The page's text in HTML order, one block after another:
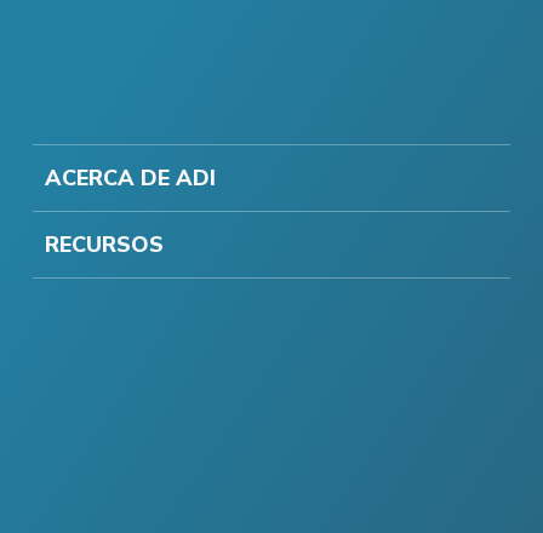
ACERCA DE ADI
RECURSOS